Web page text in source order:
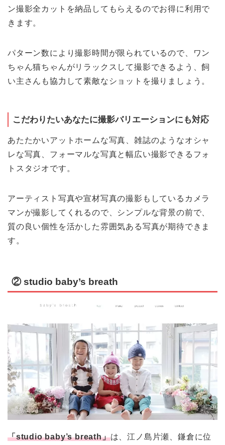
ン撮影全カットを納品してもらえるのでお得に利用で
きます。
パターン数により撮影時間が限られているので、ワン
ちゃん猫ちゃんがリラックスして撮影できるよう、飼
い主さんも協力して素敵なショットを撮りましょう。
こだわりたいあなたに撮影バリエーションにも対応
あたたかいアットホームな写真、雑誌のようなオシャ
レな写真、フォーマルな写真と幅広い撮影できるフォ
トスタジオです。
アーティスト写真や宣材写真の撮影もしているカメラ
マンが撮影してくれるので、シンプルな背景の前で、
質の良い個性を活かした雰囲気ある写真が期待できま
す。
② studio baby’s breath
「studio baby’s breath」は、江ノ島片瀬、鎌倉に位